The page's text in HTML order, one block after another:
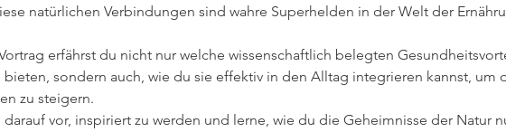
natürlichen Verbindungen sind wahre Superhelden in der Welt der
erfährst du nicht nur welche wissenschaftlich belegten
sondern auch, wie du sie effektiv in den Alltag integrieren kannst, um
zu steigern.
vor, inspiriert zu werden und lerne, wie du die Geheimnisse der Natur